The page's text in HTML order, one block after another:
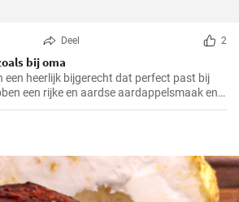
Deel 2
bij oma
een heerlijk bijgerecht dat perfect past bij
een rijke en aardse aardappelsmaak en
knoedels zijn een traditioneel gerecht dat in